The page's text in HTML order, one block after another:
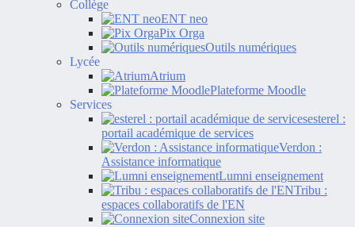
Collège
ENT neo
Pix Orga
Outils numériques
Lycée
Atrium
Plateforme Moodle
Services
esterel :
portail académique de services
Verdon :
Assistance informatique
Lumni enseignement
Tribu :
espaces collaboratifs de l'EN
Connexion site